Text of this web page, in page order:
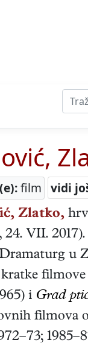
film vidi
Zlatko,
24. VII. 2017
u
i Grad
filmova